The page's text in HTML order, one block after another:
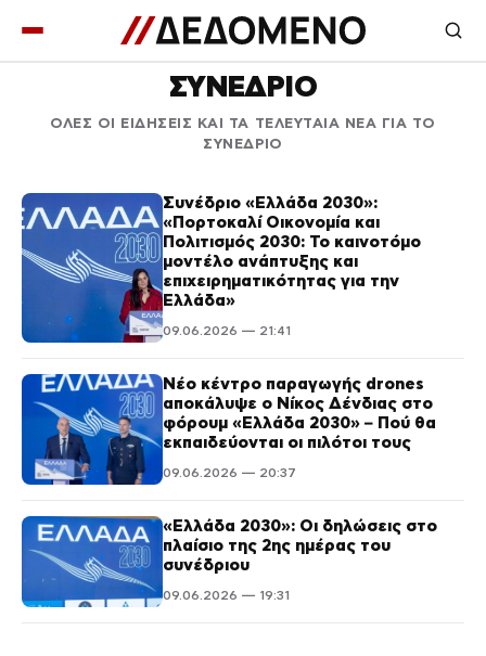
ΣΥΝΕΔΡΙΟ
ΟΛΕΣ ΟΙ ΕΙΔΗΣΕΙΣ ΚΑΙ ΤΑ ΤΕΛΕΥΤΑΙΑ ΝΕΑ ΓΙΑ ΤΟ
ΣΥΝΕΔΡΙΟ
Συνέδριο «Ελλάδα 2030»:
«Πορτοκαλί Οικονομία και
Πολιτισμός 2030: Το καινοτόμο
μοντέλο ανάπτυξης και
επιχειρηματικότητας για την
Ελλάδα»
09.06.2026 — 21:41
Νέο κέντρο παραγωγής drones
αποκάλυψε ο Νίκος Δένδιας στο
φόρουμ «Ελλάδα 2030» – Πού θα
εκπαιδεύονται οι πιλότοι τους
09.06.2026 — 20:37
«Ελλάδα 2030»: Οι δηλώσεις στο
πλαίσιο της 2ης ημέρας του
συνέδριου
09.06.2026 — 19:31